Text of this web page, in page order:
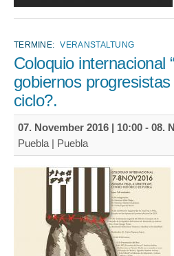
TERMINE: VERANSTALTUNG
Coloquio internacional
gobiernos
ciclo?.
07. November 2016 | 10:00 - 08.
Puebla | Puebla